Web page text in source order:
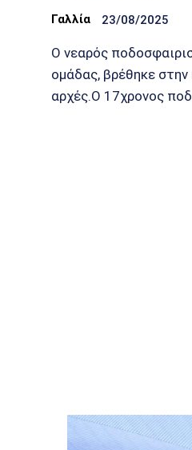
Γαλλία 23/08/2025
Ο νεαρός
ομάδας, βρέθηκε
αρχές.Ο 17χρονος